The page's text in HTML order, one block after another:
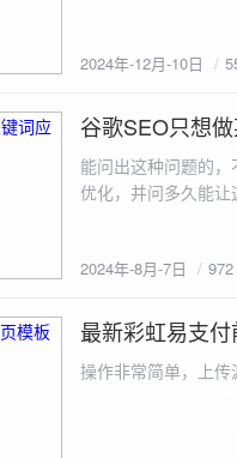
2024年-12月-10日
2024-8-7
谷歌SEO只想
能问出这种问题的
优化，并问多久能
2024年-8月-7日
2024-6-23
最新彩虹易支
操作非常简单，上传